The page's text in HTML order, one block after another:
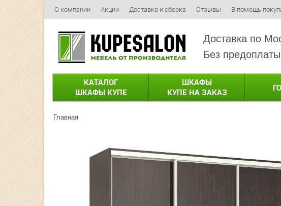
О компании Акции Доставка и сборка Отзывы В помощь
Доставка по
Без
КАТАЛОГ
ШКАФЫ КУПЕ
ШКАФЫ
КУПЕ НА ЗАКАЗ
Главная